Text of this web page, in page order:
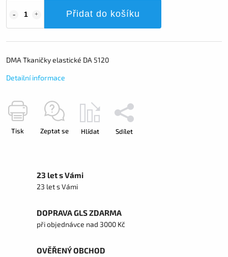
Přidat do košíku
DMA Tkaničky elastické DA 5120
Detailní informace
Tisk Zeptat se Hlídat Sdílet
23 let s Vámi
23 let s Vámi
DOPRAVA GLS ZDARMA
při objednávce nad 3000 Kč
OVĚŘENÝ OBCHOD